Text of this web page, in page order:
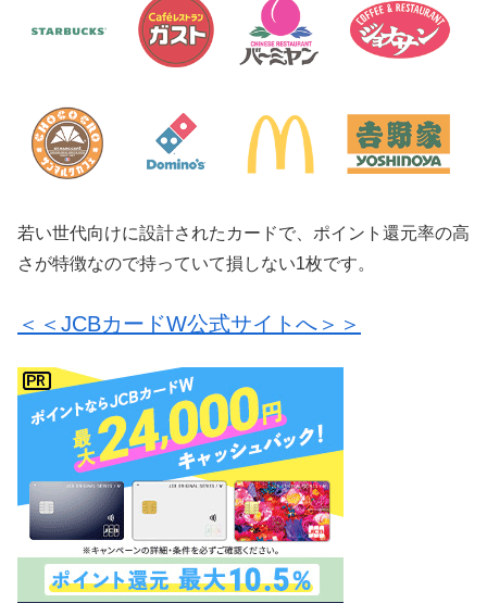
若い世代向けに設計されたカードで、ポイント還元率の高
さが特徴なので持っていて損しない1枚です。
＜＜JCBカードW公式サイトへ＞＞